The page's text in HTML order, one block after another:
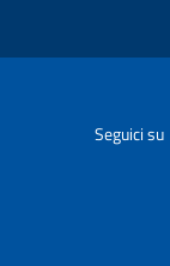
Seguici su